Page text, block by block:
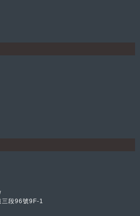
三段96號9F-1